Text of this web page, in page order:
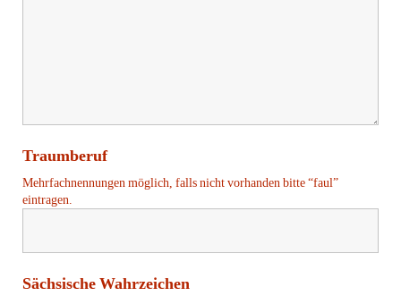
Traumberuf
Mehrfachnennungen möglich, falls nicht vorhanden bitte “faul”
eintragen.
Sächsische Wahrzeichen